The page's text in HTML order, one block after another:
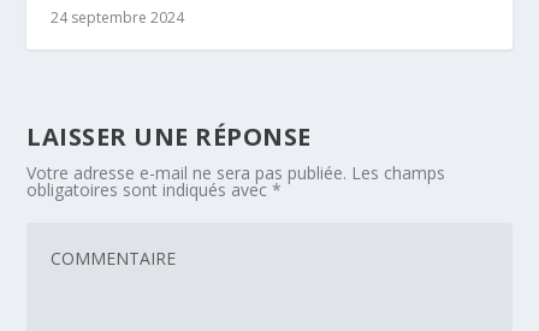
24 septembre 2024
LAISSER UNE RÉPONSE
Votre adresse e-mail ne sera pas publiée. Les champs
obligatoires sont indiqués avec*